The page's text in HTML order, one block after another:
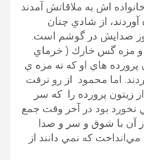
اش به ملاقاتش آمدند
از شادي چنان
صدايش در گوشم است.
و مزه گس خارك (‌ خرماي
پرورده هاي او كه ته مزه ي
اما محمود از رو نرفت
زيتون پرورده را كه سر
بود در آخر وقت جمع
آن با شوق و سر و صدا
كه نمي دانند از